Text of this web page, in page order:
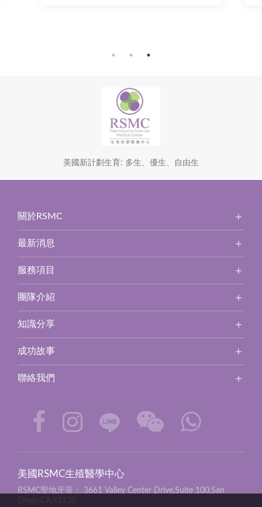
美國新計劃生育: 多生、優生、自由生
關於RSMC
最新消息
服務項目
團隊介紹
知識分享
成功故事
聯絡我們
美國RSMC生殖醫學中心
RSMC聖地牙哥：
3661 Valley Center Drive,Suite 100,San
Diego,CA,92130